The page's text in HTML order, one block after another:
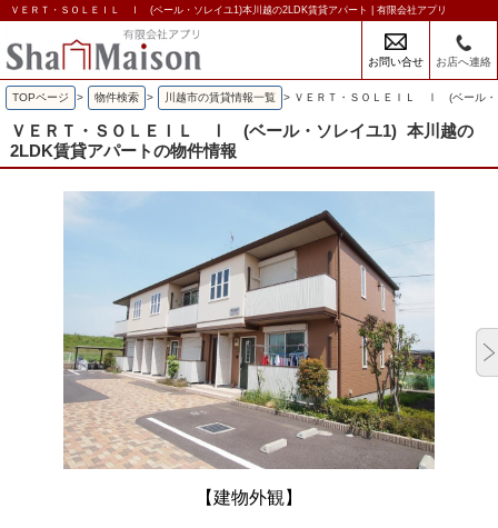
ＶＥＲＴ・ＳＯＬＥＩＬ Ⅰ (ベール・ソレイユ1)本川越の2LDK賃貸アパート | 有限会社アプリ
お問い合せ お店へ連絡
TOPページ > 物件検索 > 川越市の賃貸情報一覧 > ＶＥＲＴ・ＳＯＬＥＩＬ Ⅰ (ベール・
ＶＥＲＴ・ＳＯＬＥＩＬ Ⅰ (ベール・ソレイユ1) 本川越の
2LDK賃貸アパートの物件情報
【建物外観】